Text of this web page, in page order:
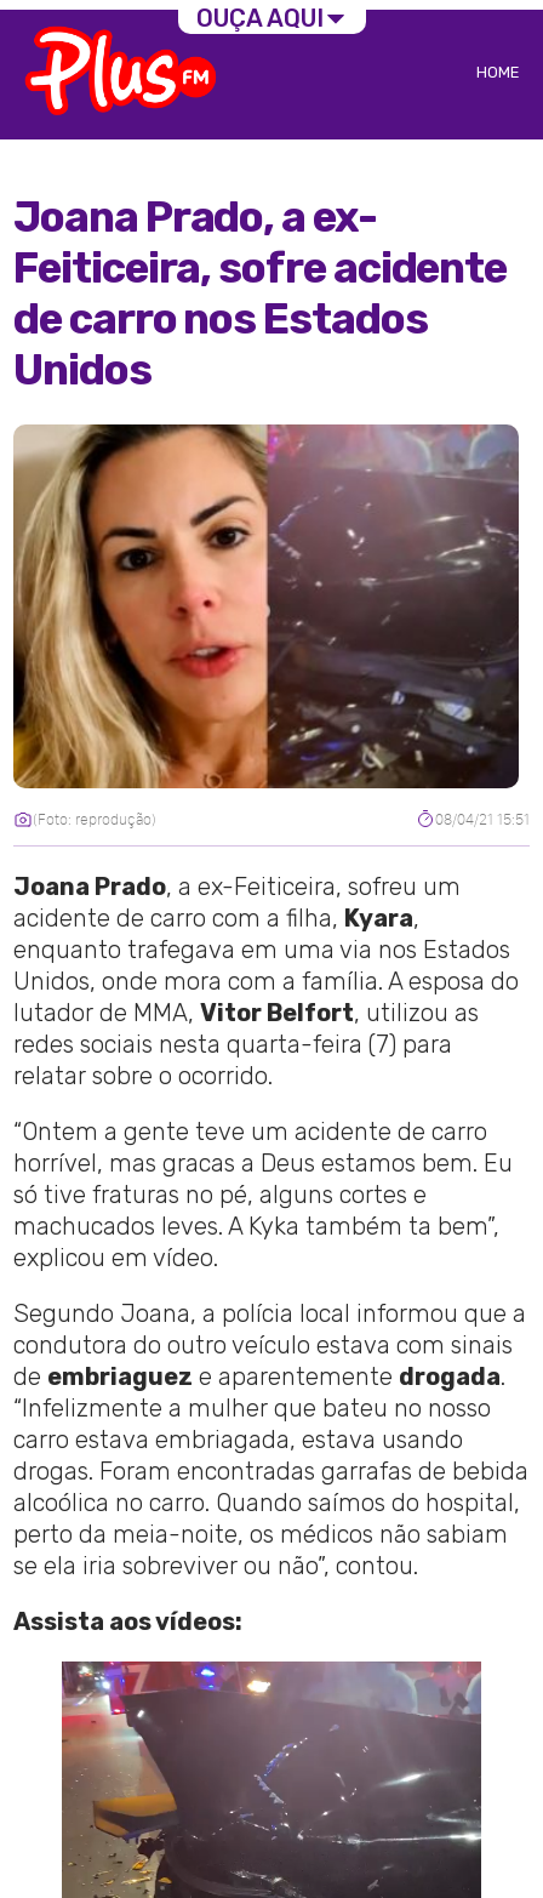
HOME
Joana Prado, a ex-
Feiticeira, sofre acidente
de carro nos Estados
Unidos
(Foto: reprodução) 08/04/21 15:51
Joana Prado, a ex-Feiticeira, sofreu um
acidente de carro com a filha, Kyara,
enquanto trafegava em uma via nos Estados
Unidos, onde mora com a família. A esposa do
lutador de MMA,Vitor Belfort, utilizou as
redes sociais nesta quarta-feira (7) para
relatar sobre o ocorrido.
“Ontem a gente teve um acidente de carro
horrível, mas gracas a Deus estamos bem. Eu
só tive fraturas no pé, alguns cortes e
machucados leves. A Kyka também ta bem”,
explicou em vídeo.
Segundo Joana, a polícia local informou que a
condutora do outro veículo estava com sinais
de embriaguez e aparentemente drogada.
“Infelizmente a mulher que bateu no nosso
carro estava embriagada, estava usando
drogas. Foram encontradas garrafas de bebida
alcoólica no carro. Quando saímos do hospital,
perto da meia-noite, os médicos não sabiam
se ela iria sobreviver ou não”, contou.
Assista aos vídeos:
OUÇA AQUI